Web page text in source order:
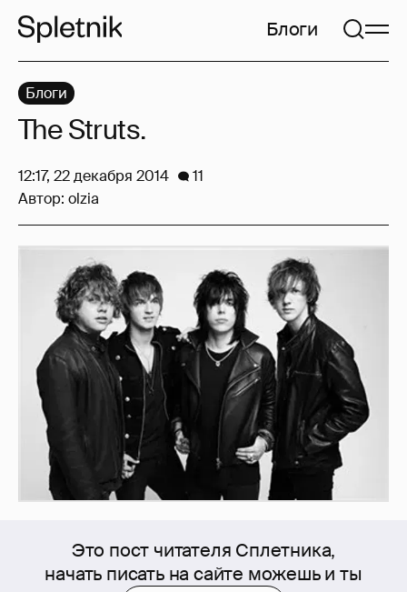
Блоги
Это пост читателя Сплетника,
начать писать на сайте можешь и ты
Блоги
The Struts.
12:17, 22 декабря 2014
11
Автор: olzia